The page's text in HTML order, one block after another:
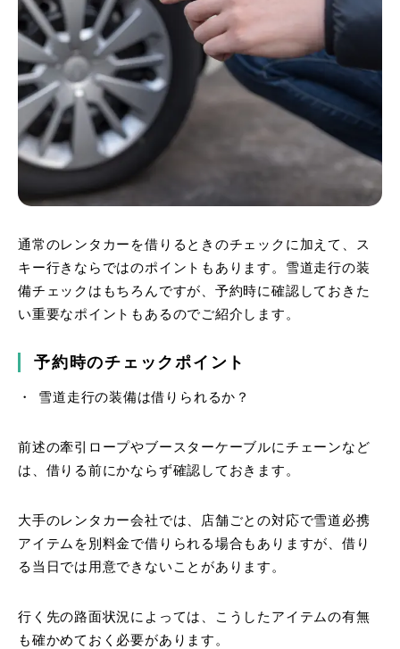
通常のレンタカーを借りるときのチェックに加えて、ス
キー行きならではのポイントもあります。雪道走行の装
備チェックはもちろんですが、予約時に確認しておきた
い重要なポイントもあるのでご紹介します。
予約時のチェックポイント
雪道走行の装備は借りられるか？
前述の牽引ロープやブースターケーブルにチェーンなど
は、借りる前にかならず確認しておきます。
大手のレンタカー会社では、店舗ごとの対応で雪道必携
アイテムを別料金で借りられる場合もありますが、借り
る当日では用意できないことがあります。
行く先の路面状況によっては、こうしたアイテムの有無
も確かめておく必要があります。